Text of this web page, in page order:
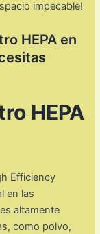
impecable!
HEPA en
HEPA
Efficiency
en las
altamente
como polvo,